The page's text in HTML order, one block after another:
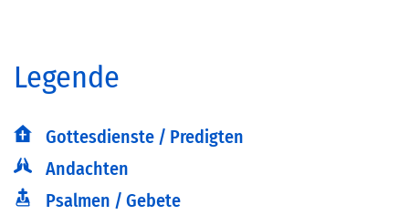
Legende
Gottesdienste / Predigten
Andachten
Psalmen / Gebete